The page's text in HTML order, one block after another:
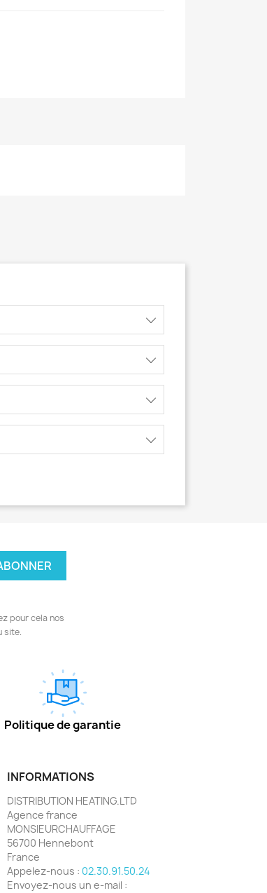
pour cela nos
site.
Politique de garantie
INFORMATIONS
DISTRIBUTION HEATING.LTD
Agence france
MONSIEURCHAUFFAGE
56700 Hennebont
France
Appelez-nous : 02.30.91.50.24
Envoyez-nous un e-mail :